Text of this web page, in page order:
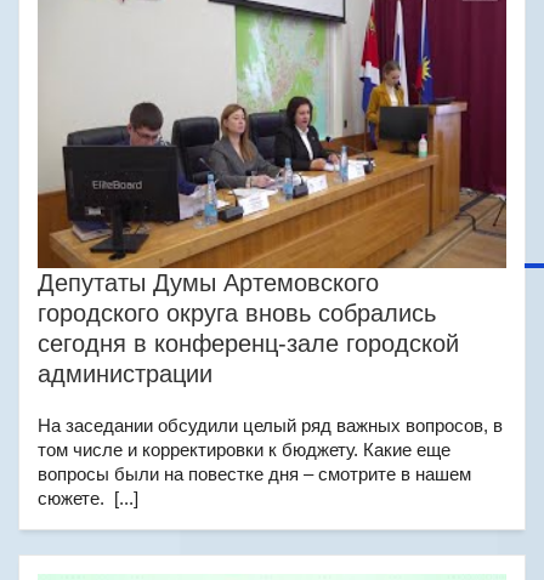
Депутаты Думы Артемовского
городского округа вновь собрались
сегодня в конференц-зале городской
администрации
На заседании обсудили целый ряд важных вопросов, в
том числе и корректировки к бюджету. Какие еще
вопросы были на повестке дня – смотрите в нашем
сюжете. [...]